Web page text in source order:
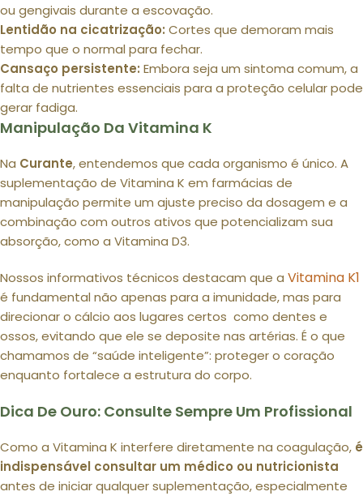
ou gengivais durante a escovação.
Lentidão na cicatrização: Cortes que demoram mais
tempo que o normal para fechar.
Cansaço persistente: Embora seja um sintoma comum, a
falta de nutrientes essenciais para a proteção celular pode
gerar fadiga.
Manipulação Da Vitamina K
Na Curante, entendemos que cada organismo é único. A
suplementação de Vitamina K em farmácias de
manipulação permite um ajuste preciso da dosagem e a
combinação com outros ativos que potencializam sua
absorção, como a Vitamina D3.
Nossos informativos técnicos destacam que a Vitamina K1
é fundamental não apenas para a imunidade, mas para
direcionar o cálcio aos lugares certos como dentes e
ossos, evitando que ele se deposite nas artérias. É o que
chamamos de “saúde inteligente”: proteger o coração
enquanto fortalece a estrutura do corpo.
Dica De Ouro: Consulte Sempre Um Profissional
Como a Vitamina K interfere diretamente na coagulação, é
indispensável consultar um médico ou nutricionista
antes de iniciar qualquer suplementação, especialmente